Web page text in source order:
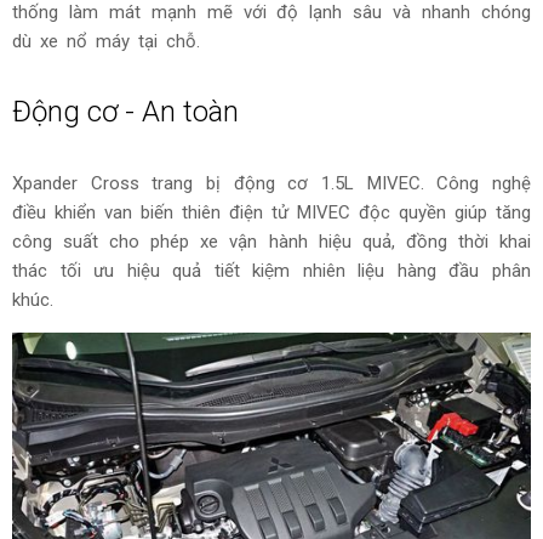
thống làm mát mạnh mẽ với độ lạnh sâu và nhanh chóng
dù xe nổ máy tại chỗ.
Động cơ - An toàn
Xpander Cross trang bị động cơ 1.5L MIVEC. Công nghệ
điều khiển van biến thiên điện tử MIVEC độc quyền giúp tăng
công suất cho phép xe vận hành hiệu quả, đồng thời khai
thác tối ưu hiệu quả tiết kiệm nhiên liệu hàng đầu phân
khúc.